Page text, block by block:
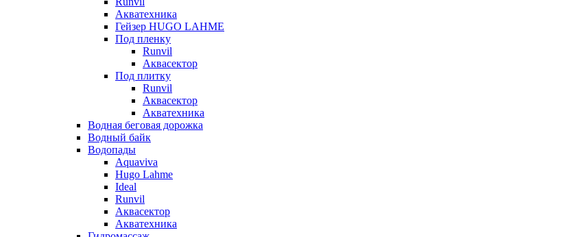
Акватехника
Гейзер HUGO LAHME
Под пленку
Runvil
Аквасектор
Под плитку
Runvil
Аквасектор
Акватехника
Водная беговая дорожка
Водный байк
Водопады
Aquaviva
Hugo Lahme
Ideal
Runvil
Аквасектор
Акватехника